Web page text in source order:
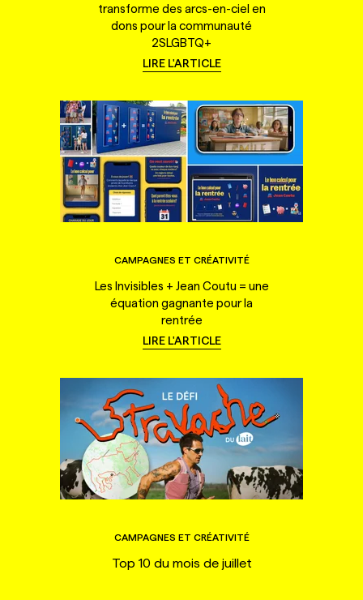
transforme des arcs-en-ciel en
dons pour la communauté
2SLGBTQ+
LIRE L'ARTICLE
CAMPAGNES ET CRÉATIVITÉ
Les Invisibles + Jean Coutu = une
équation gagnante pour la
rentrée
LIRE L'ARTICLE
CAMPAGNES ET CRÉATIVITÉ
Top 10 du mois de juillet